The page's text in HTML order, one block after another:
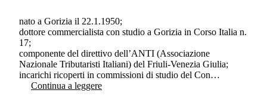
nato a Gorizia il 22.1.1950;
dottore commercialista con studio a Gorizia in Corso Italia n.
17;
componente del direttivo dell’ANTI (Associazione
Nazionale Tributaristi Italiani) del Friuli-Venezia Giulia;
incarichi ricoperti in commissioni di studio del Con…
Continua a leggere